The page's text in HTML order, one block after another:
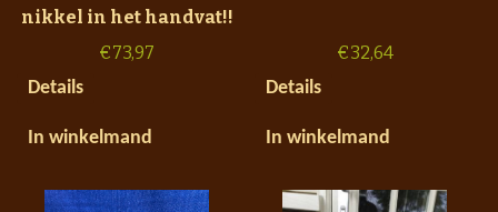
nikkel in het handvat!!
€73,97
Details
In winkelmand
€32,64
Details
In winkelmand